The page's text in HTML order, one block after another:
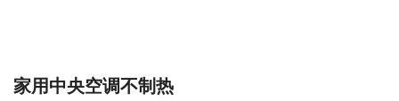
家用中央空调不制热